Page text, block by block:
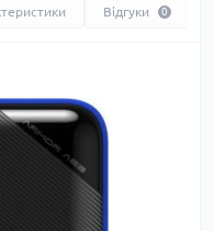
Відгуки 0